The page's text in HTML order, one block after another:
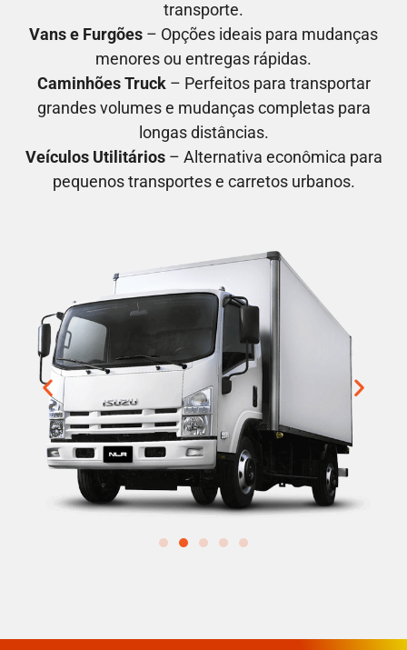
transporte.
Vans e Furgões – Opções ideais para mudanças
menores ou entregas rápidas.
Caminhões Truck– Perfeitos para transportar
grandes volumes e mudanças completas para
longas distâncias.
Veículos Utilitários– Alternativa econômica para
pequenos transportes e carretos urbanos.